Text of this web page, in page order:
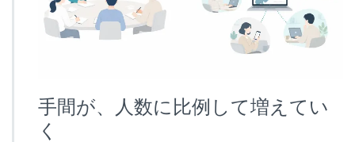
手間が、人数に比例して増えてい
く